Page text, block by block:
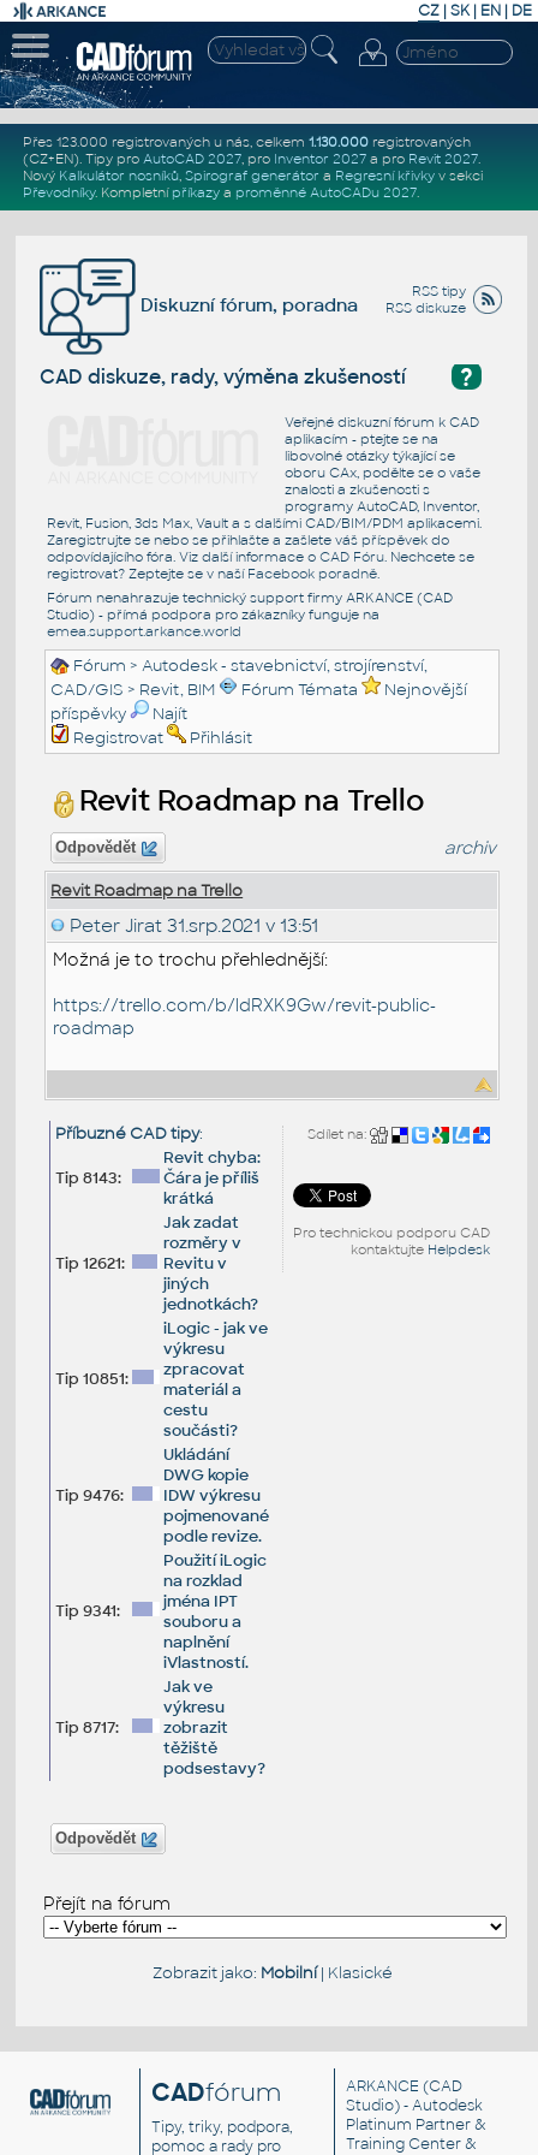
CZ | SK| EN | DE
Přes 123.000 registrovaných u nás, celkem 1.130.000registrovaných
(CZ+EN). Tipy pro AutoCAD 2027, pro Inventor 2027a pro Revit 2027.
Nový Kalkulátor nosníků, Spirograf generátor a Regresní křivkyv sekci
Převodníky. Kompletní příkazya proměnné AutoCADu 2027.
RSS tipy
RSS diskuze
Diskuzní fórum, poradna
?
CAD diskuze, rady, výměna zkušeností
Veřejné diskuzní fórum k CAD
aplikacím - ptejte se na
libovolné otázky týkající se
oboru CAx, podělte se o vaše
znalosti a zkušenosti s
programy AutoCAD, Inventor,
Revit, Fusion, 3ds Max, Vault a s dalšími CAD/BIM/PDM aplikacemi.
Zaregistrujte se nebo se přihlašte a zašlete váš příspěvek do
odpovídajícího fóra. Viz další informace o CAD Fóru. Nechcete se
registrovat? Zeptejte se v naší Facebook poradně.
Fórum nenahrazuje technický support firmy ARKANCE (CAD
Studio) - přímá podpora pro zákazníky funguje na
emea.support.arkance.world
Fórum >Autodesk - stavebnictví, strojírenství,
CAD/GIS > Revit, BIM Fórum Témata
Nejnovější
příspěvky
Najít
Registrovat
Přihlásit
Revit Roadmap na Trello
Odpovědět archiv
Revit Roadmap na Trello
Peter Jirat 31.srp.2021 v 13:51
Možná je to trochu přehlednější:
https://trello.com/b/ldRXK9Gw/revit-public-
roadmap
Sdílet na:
Pro technickou podporu CAD
kontaktujte Helpdesk
Příbuzné CAD tipy:
Tip 8143:
Revit chyba:
Čára je příliš
krátká
Tip 12621:
Jak zadat
rozměry v
Revitu v
jiných
jednotkách?
Tip 10851:
iLogic - jak ve
výkresu
zpracovat
materiál a
cestu
součásti?
Tip 9476:
Ukládání
DWG kopie
IDW výkresu
pojmenované
podle revize.
Tip 9341:
Použití iLogic
na rozklad
jména IPT
souboru a
naplnění
iVlastností.
Tip 8717:
Jak ve
výkresu
zobrazit
těžiště
podsestavy?
Odpovědět
Přejít na fórum
Zobrazit jako: Mobilní| Klasické
CADfórum
Tipy, triky, podpora,
pomoc a rady pro
ARKANCE (CAD
Studio) - Autodesk
Platinum Partner &
Training Center &